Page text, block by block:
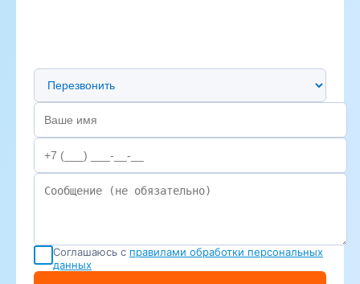
Предпочтительный способ связи
Соглашаюсь с правилами обработки персональных
данных